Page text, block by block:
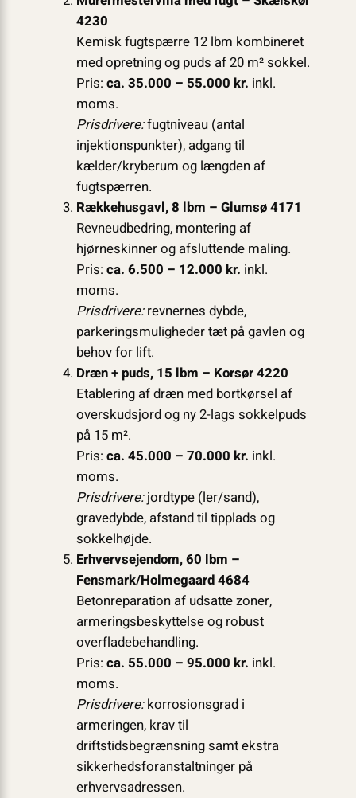
4230
Kemisk fugtspærre 12 lbm kombineret
med opretning og puds af 20 m² sokkel.
Pris: ca. 35.000 – 55.000 kr. inkl.
moms.
Prisdrivere:fugtniveau (antal
injektionspunkter), adgang til
kælder/kryberum og længden af
fugtspærren.
Rækkehusgavl, 8 lbm – Glumsø 4171
Revneudbedring, montering af
hjørneskinner og afsluttende maling.
Pris: ca. 6.500 – 12.000 kr. inkl.
moms.
Prisdrivere:revnernes dybde,
parkeringsmuligheder tæt på gavlen og
behov for lift.
Dræn + puds, 15 lbm – Korsør 4220
Etablering af dræn med bortkørsel af
overskudsjord og ny 2-lags sokkelpuds
på 15 m².
Pris: ca. 45.000 – 70.000 kr. inkl.
moms.
Prisdrivere:jordtype (ler/sand),
gravedybde, afstand til tipplads og
sokkelhøjde.
Erhvervsejendom, 60 lbm –
Fensmark/Holmegaard 4684
Betonreparation af udsatte zoner,
armeringsbeskyttelse og robust
overfladebehandling.
Pris: ca. 55.000 – 95.000 kr. inkl.
moms.
Prisdrivere:korrosionsgrad i
armeringen, krav til
driftstidsbegrænsning samt ekstra
sikkerhedsforanstaltninger på
erhvervsadressen.